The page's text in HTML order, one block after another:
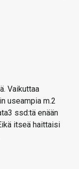
Vaikuttaa
useampia m.2
ssd:tä enään
itseä haittaisi